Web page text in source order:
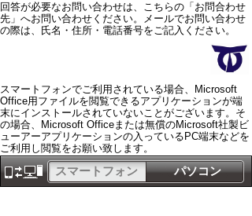
回答が必要なお問い合わせは、こちらの「お問合わせ
先」へお問い合わせください。メールでお問い合わせ
の際は、氏名・住所・電話番号をご記入ください。
スマートフォンでご利用されている場合、Microsoft
Office用ファイルを閲覧できるアプリケーションが端
末にインストールされていないことがございます。そ
の場合、Microsoft Officeまたは無償のMicrosoft社製ビ
ューアーアプリケーションの入っているPC端末などを
ご利用し閲覧をお願い致します。
パソコン
スマートフォン